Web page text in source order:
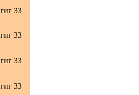
гиг 33
гиг 33
гиг 33
гиг 33